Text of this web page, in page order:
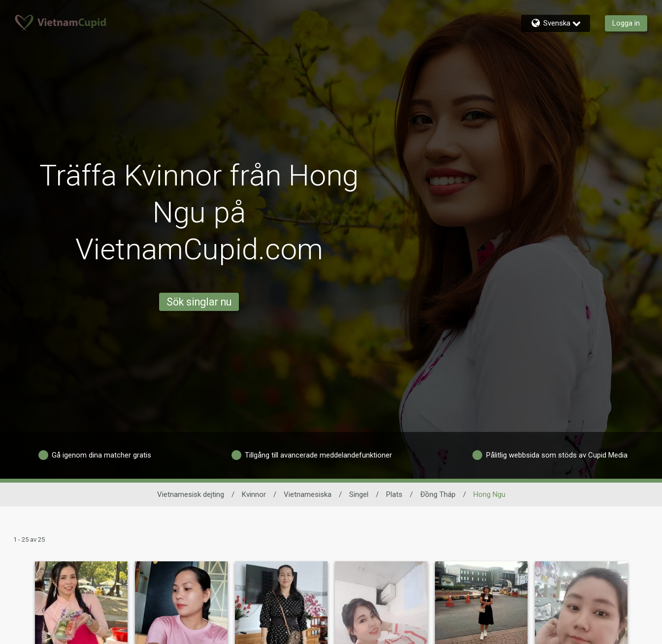
Svenska Logga in
Träffa Kvinnor från Hong
Ngu på
VietnamCupid.com
Sök singlar nu
Gå igenom dina matcher gratis Tillgång till avancerade meddelandefunktioner Pålitlig webbsida som stöds av Cupid Media
Vietnamesisk dejting / Kvinnor / Vietnamesiska / Singel / Plats / Ðồng Tháp / Hong Ngu
1 - 25 av 25